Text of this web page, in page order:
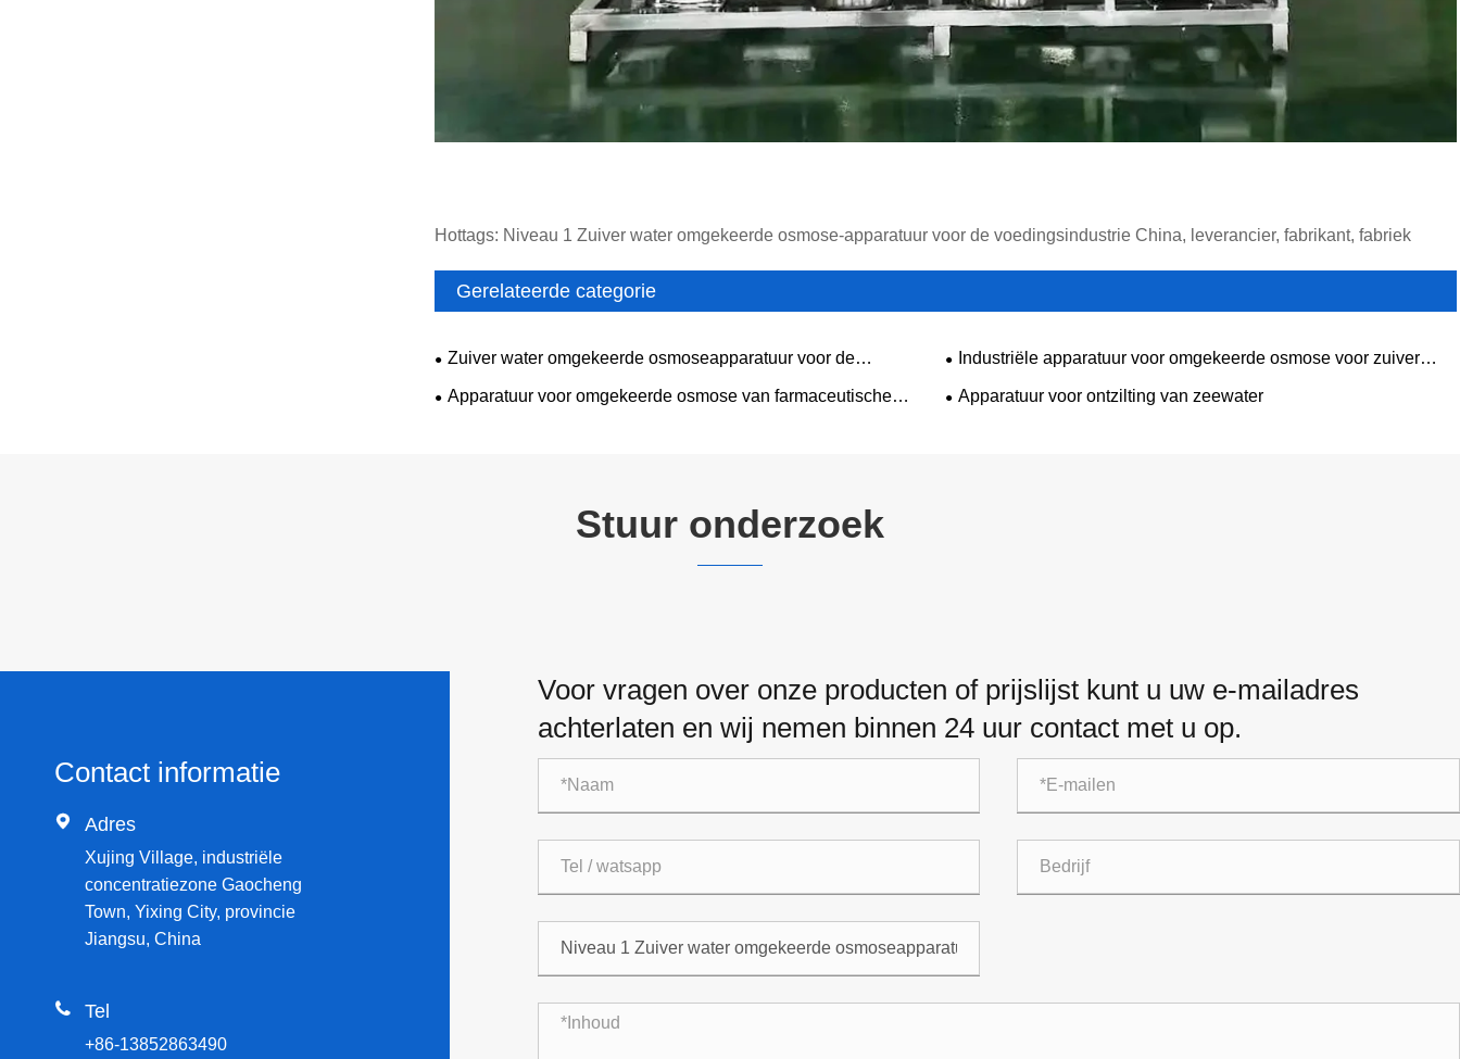
Hottags: Niveau 1 Zuiver water omgekeerde osmose-apparatuur voor de voedingsindustrie China, leverancier, fabrikant, fabriek
Gerelateerde categorie
Zuiver water omgekeerde osmoseapparatuur voor de
voedingsindustrie
Industriële apparatuur voor omgekeerde osmose voor zuiver
water
Apparatuur voor omgekeerde osmose van farmaceutische
Apparatuur voor ontzilting van zeewater
Stuur onderzoek
Contact informatie
 Adres
Xujing Village, industriële
concentratiezone Gaocheng
Town, Yixing City, provincie
Jiangsu, China
 Tel
+86-13852863490
Voor vragen over onze producten of prijslijst kunt u uw e-mailadres
achterlaten en wij nemen binnen 24 uur contact met u op.